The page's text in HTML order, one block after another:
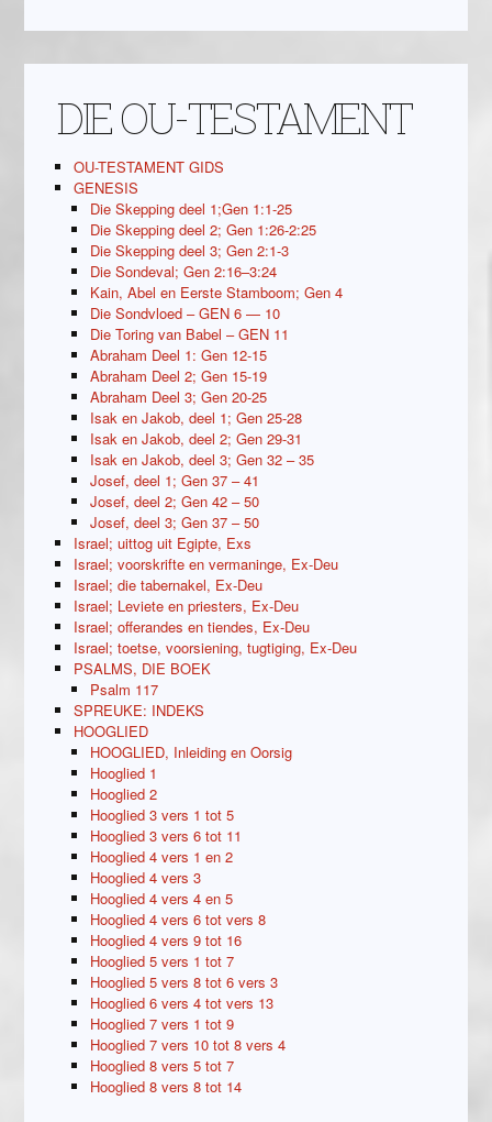
DIE OU-TESTAMENT
OU-TESTAMENT GIDS
GENESIS
Die Skepping deel 1;Gen 1:1-25
Die Skepping deel 2; Gen 1:26-2:25
Die Skepping deel 3; Gen 2:1-3
Die Sondeval; Gen 2:16–3:24
Kain, Abel en Eerste Stamboom; Gen 4
Die Sondvloed – GEN 6 — 10
Die Toring van Babel – GEN 11
Abraham Deel 1: Gen 12-15
Abraham Deel 2; Gen 15-19
Abraham Deel 3; Gen 20-25
Isak en Jakob, deel 1; Gen 25-28
Isak en Jakob, deel 2; Gen 29-31
Isak en Jakob, deel 3; Gen 32 – 35
Josef, deel 1; Gen 37 – 41
Josef, deel 2; Gen 42 – 50
Josef, deel 3; Gen 37 – 50
Israel; uittog uit Egipte, Exs
Israel; voorskrifte en vermaninge, Ex-Deu
Israel; die tabernakel, Ex-Deu
Israel; Leviete en priesters, Ex-Deu
Israel; offerandes en tiendes, Ex-Deu
Israel; toetse, voorsiening, tugtiging, Ex-Deu
PSALMS, DIE BOEK
Psalm 117
SPREUKE: INDEKS
HOOGLIED
HOOGLIED, Inleiding en Oorsig
Hooglied 1
Hooglied 2
Hooglied 3 vers 1 tot 5
Hooglied 3 vers 6 tot 11
Hooglied 4 vers 1 en 2
Hooglied 4 vers 3
Hooglied 4 vers 4 en 5
Hooglied 4 vers 6 tot vers 8
Hooglied 4 vers 9 tot 16
Hooglied 5 vers 1 tot 7
Hooglied 5 vers 8 tot 6 vers 3
Hooglied 6 vers 4 tot vers 13
Hooglied 7 vers 1 tot 9
Hooglied 7 vers 10 tot 8 vers 4
Hooglied 8 vers 5 tot 7
Hooglied 8 vers 8 tot 14